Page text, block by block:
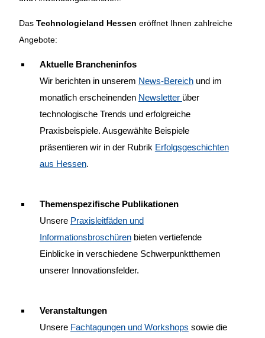
DasTechnologieland Hessen eröffnet Ihnen zahlreiche
Angebote:
Aktuelle Brancheninfos
Wir berichten in unserem News-Bereichund im
monatlich erscheinenden Newsletter über
technologische Trends und erfolgreiche
Praxisbeispiele. Ausgewählte Beispiele
präsentieren wir in der Rubrik Erfolgsgeschichten
aus Hessen.
Themenspezifische Publikationen
Unsere Praxisleitfäden und
Informationsbroschürenbieten vertiefende
Einblicke in verschiedene Schwerpunktthemen
unserer Innovationsfelder.
Veranstaltungen
Unsere Fachtagungen und Workshops sowie die